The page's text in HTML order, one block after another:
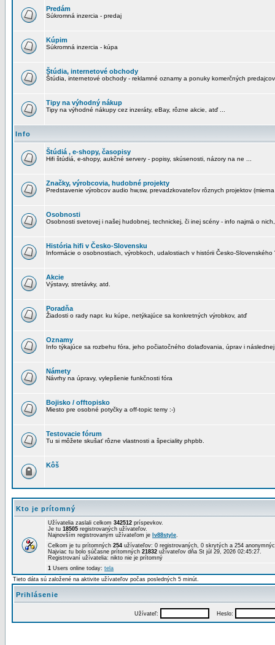
Predám
Súkromná inzercia - predaj
Kúpim
Súkromná inzercia - kúpa
Štúdia, internetové obchody
Štúdia, internetové obchody - reklamné oznamy a ponuky komerčných predajcov
Tipy na výhodný nákup
Tipy na výhodné nákupy cez inzeráty, eBay, rôzne akcie, atď ...
Info
Štúdiá , e-shopy, časopisy
Hifi štúdiá, e-shopy, aukčné servery - popisy, skúsenosti, názory na ne ...
Značky, výrobcovia, hudobné projekty
Predstavenie výrobcov audio hw,sw, prevadzkovateľov rôznych projektov
Osobnosti
Osobnosti svetovej i našej hudobnej, technickej, či inej scény - info najmä o
História hifi v Česko-Slovensku
Informácie o osobnostiach, výrobkoch, udalostiach v histórii Česko-Slovenského
Akcie
Výstavy, stretávky, atd.
Poradňa
Žiadosti o rady napr. ku kúpe, netýkajúce sa konkretných výrobkov, atď
Oznamy
Info týkajúce sa rozbehu fóra, jeho počiatočného dolaďovania, úprav i
Námety
Návrhy na úpravy, vylepšenie funkčnosti fóra
Bojisko / offtopisko
Miesto pre osobné potyčky a off-topic temy :-)
Testovacie fórum
Tu si môžete skušať rôzne vlastnosti a špeciality phpbb.
Kôš
Kto je prítomný
Užívatelia zaslali celkom 342512 príspevkov.
Je tu 18505 registrovaných užívateľov.
Najnovším registrovaným užívateľom je lv88style.
Celkom je tu prítomných 254 užívateľov: 0 registrovaných, 0 skrytých a 254
Najviac tu bolo súčasne prítomných 21832 užívateľov dňa St júl 29, 2026 02:45:27.
Registrovaní užívatelia: nikto nie je prítomný
1 Users online today: tela
Tieto dáta sú založené na aktivite užívateľov počas posledných 5 minút.
Prihlásenie
Užívateľ: Heslo: